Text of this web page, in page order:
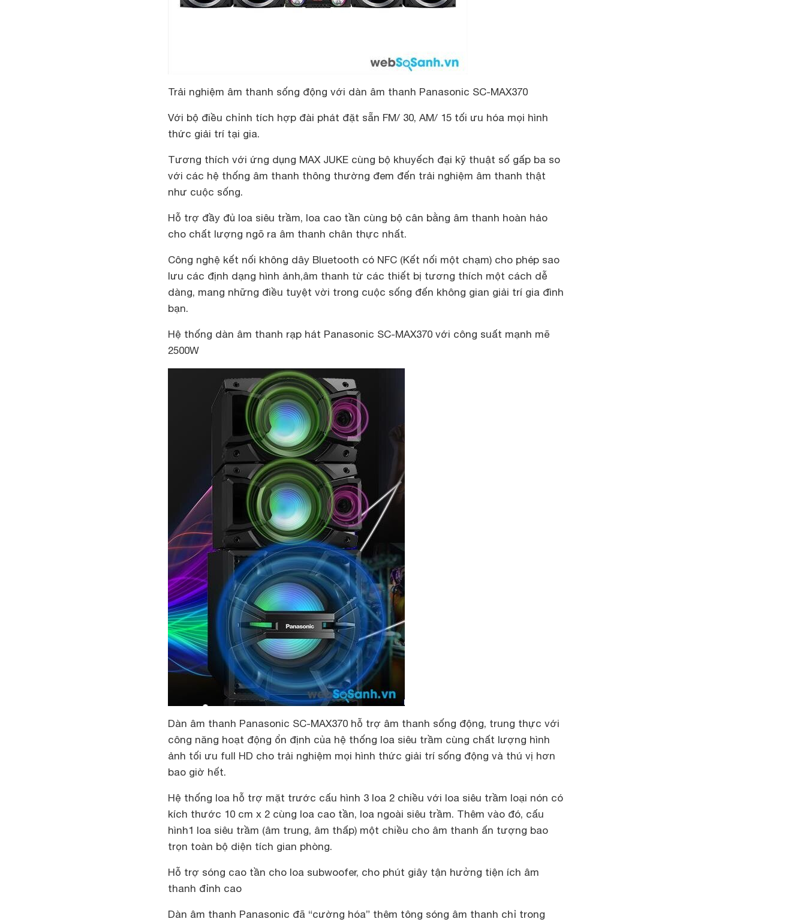
Trải nghiệm âm thanh sống động với dàn âm thanh Panasonic SC-MAX370
Với bộ điều chỉnh tích hợp đài phát đặt sẵn FM/ 30, AM/ 15 tối ưu hóa mọi hình
thức giải trí tại gia.
Tương thích với ứng dụng MAX JUKE cùng bộ khuyếch đại kỹ thuật số gấp ba so
với các hệ thống âm thanh thông thường đem đến trải nghiệm âm thanh thật
như cuộc sống.
Hỗ trợ đầy đủ loa siêu trầm, loa cao tần cùng bộ cân bằng âm thanh hoàn hảo
cho chất lượng ngõ ra âm thanh chân thực nhất.
Công nghệ kết nối không dây Bluetooth có NFC (Kết nối một chạm) cho phép sao
lưu các định dạng hình ảnh,âm thanh từ các thiết bị tương thích một cách dễ
dàng, mang những điều tuyệt vời trong cuộc sống đến không gian giải trí gia đình
bạn.
Hệ thống dàn âm thanh rạp hát Panasonic SC-MAX370 với công suất mạnh mẽ
2500W
Dàn âm thanh Panasonic SC-MAX370 hỗ trợ âm thanh sống động, trung thực với
công năng hoạt động ổn định của hệ thống loa siêu trầm cùng chất lượng hình
ảnh tối ưu full HD cho trải nghiệm mọi hình thức giải trí sống động và thú vị hơn
bao giờ hết.
Hệ thống loa hỗ trợ mặt trước cấu hình 3 loa 2 chiều với loa siêu trầm loại nón có
kích thước 10 cm x 2 cùng loa cao tần, loa ngoài siêu trầm. Thêm vào đó, cấu
hình1 loa siêu trầm (âm trung, âm thấp) một chiều cho âm thanh ấn tượng bao
trọn toàn bộ diện tích gian phòng.
Hỗ trợ sóng cao tần cho loa subwoofer, cho phút giây tận hưởng tiện ích âm
thanh đỉnh cao
Dàn âm thanh Panasonic đã “cường hóa” thêm tông sóng âm thanh chỉ trong